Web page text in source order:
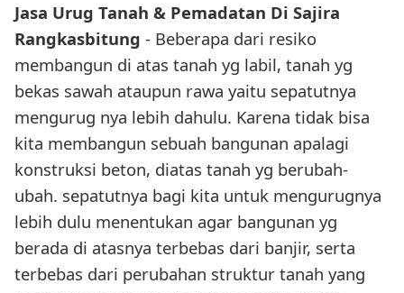
Jasa Urug Tanah & Pemadatan Di Sajira
Rangkasbitung - Beberapa dari resiko
membangun di atas tanah yg labil, tanah yg
bekas sawah ataupun rawa yaitu sepatutnya
mengurug nya lebih dahulu. Karena tidak bisa
kita membangun sebuah bangunan apalagi
konstruksi beton, diatas tanah yg berubah-
ubah. sepatutnya bagi kita untuk mengurugnya
lebih dulu menentukan agar bangunan yg
berada di atasnya terbebas dari banjir, serta
terbebas dari perubahan struktur tanah yang